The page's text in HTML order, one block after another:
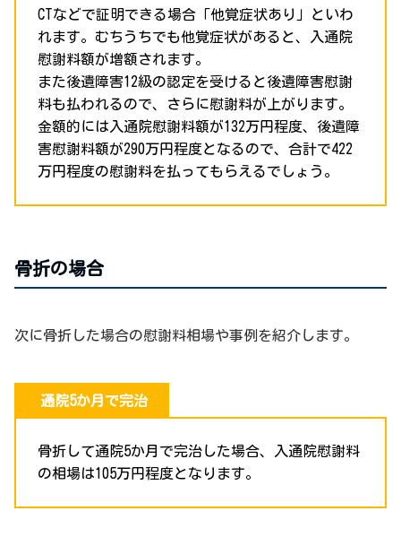
CTなどで証明できる場合「他覚症状あり」といわ
れます。むちうちでも他覚症状があると、入通院
慰謝料額が増額されます。
また後遺障害12級の認定を受けると後遺障害慰謝
料も払われるので、さらに慰謝料が上がります。
金額的には入通院慰謝料額が132万円程度、後遺障
害慰謝料額が290万円程度となるので、合計で422
万円程度の慰謝料を払ってもらえるでしょう。
骨折の場合
次に骨折した場合の慰謝料相場や事例を紹介します。
通院5か月で完治
骨折して通院5か月で完治した場合、入通院慰謝料
の相場は105万円程度となります。